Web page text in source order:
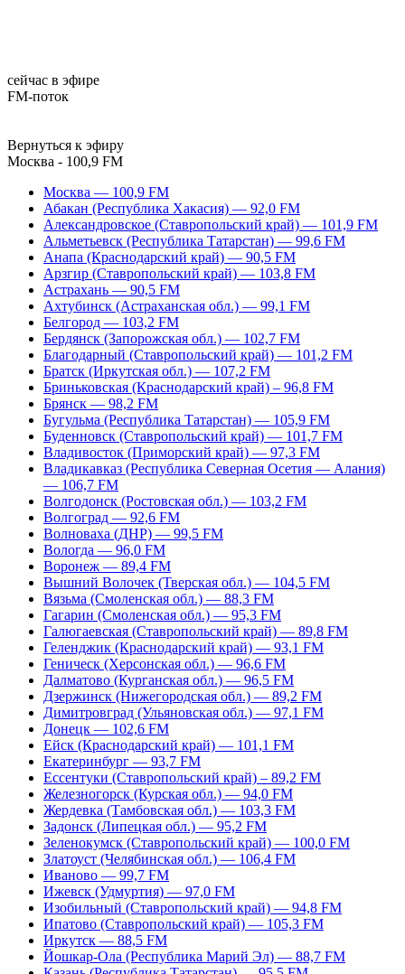
сейчас в эфире
FM-поток
Вернуться к эфиру
Москва - 100,9 FM
Москва — 100,9 FM
Абакан (Республика Хакасия) — 92,0 FM
Александровское (Ставропольский край) — 101,9 FM
Альметьевск (Республика Татарстан) — 99,6 FM
Анапа (Краснодарский край) — 90,5 FM
Арзгир (Ставропольский край) — 103,8 FM
Астрахань — 90,5 FM
Ахтубинск (Астраханская обл.) — 99,1 FM
Белгород — 103,2 FM
Бердянск (Запорожская обл.) — 102,7 FM
Благодарный (Ставропольский край) — 101,2 FM
Братск (Иркутская обл.) — 107,2 FM
Бриньковская (Краснодарский край) – 96,8 FM
Брянск — 98,2 FM
Бугульма (Республика Татарстан) — 105,9 FM
Буденновск (Ставропольский край) — 101,7 FM
Владивосток (Приморский край) — 97,3 FM
Владикавказ (Республика Северная Осетия — Алания)
— 106,7 FM
Волгодонск (Ростовская обл.) — 103,2 FM
Волгоград — 92,6 FM
Волноваха (ДНР) — 99,5 FM
Вологда — 96,0 FM
Воронеж — 89,4 FM
Вышний Волочек (Тверская обл.) — 104,5 FM
Вязьма (Смоленская обл.) — 88,3 FM
Гагарин (Смоленская обл.) — 95,3 FM
Галюгаевская (Ставропольский край) — 89,8 FM
Геленджик (Краснодарский край) — 93,1 FM
Геническ (Херсонская обл.) — 96,6 FM
Далматово (Курганская обл.) — 96,5 FM
Дзержинск (Нижегородская обл.) — 89,2 FM
Димитровград (Ульяновская обл.) — 97,1 FM
Донецк — 102,6 FM
Ейск (Краснодарский край) — 101,1 FM
Екатеринбург — 93,7 FM
Ессентуки (Ставропольский край) – 89,2 FM
Железногорск (Курская обл.) — 94,0 FM
Жердевка (Тамбовская обл.) — 103,3 FM
Задонск (Липецкая обл.) — 95,2 FM
Зеленокумск (Ставропольский край) — 100,0 FM
Златоуст (Челябинская обл.) — 106,4 FM
Иваново — 99,7 FM
Ижевск (Удмуртия) — 97,0 FM
Изобильный (Ставропольский край) — 94,8 FM
Ипатово (Ставропольский край) — 105,3 FM
Иркутск — 88,5 FM
Йошкар-Ола (Республика Марий Эл) — 88,7 FM